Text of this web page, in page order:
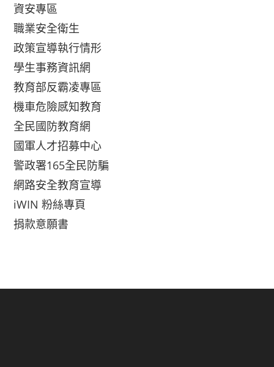
資安專區
職業安全衛生
政策宣導執行情形
學生事務資訊網
教育部反霸凌專區
機車危險感知教育
全民國防教育網
國軍人才招募中心
警政署165全民防騙
網路安全教育宣導
iWIN 粉絲專頁
捐款意願書